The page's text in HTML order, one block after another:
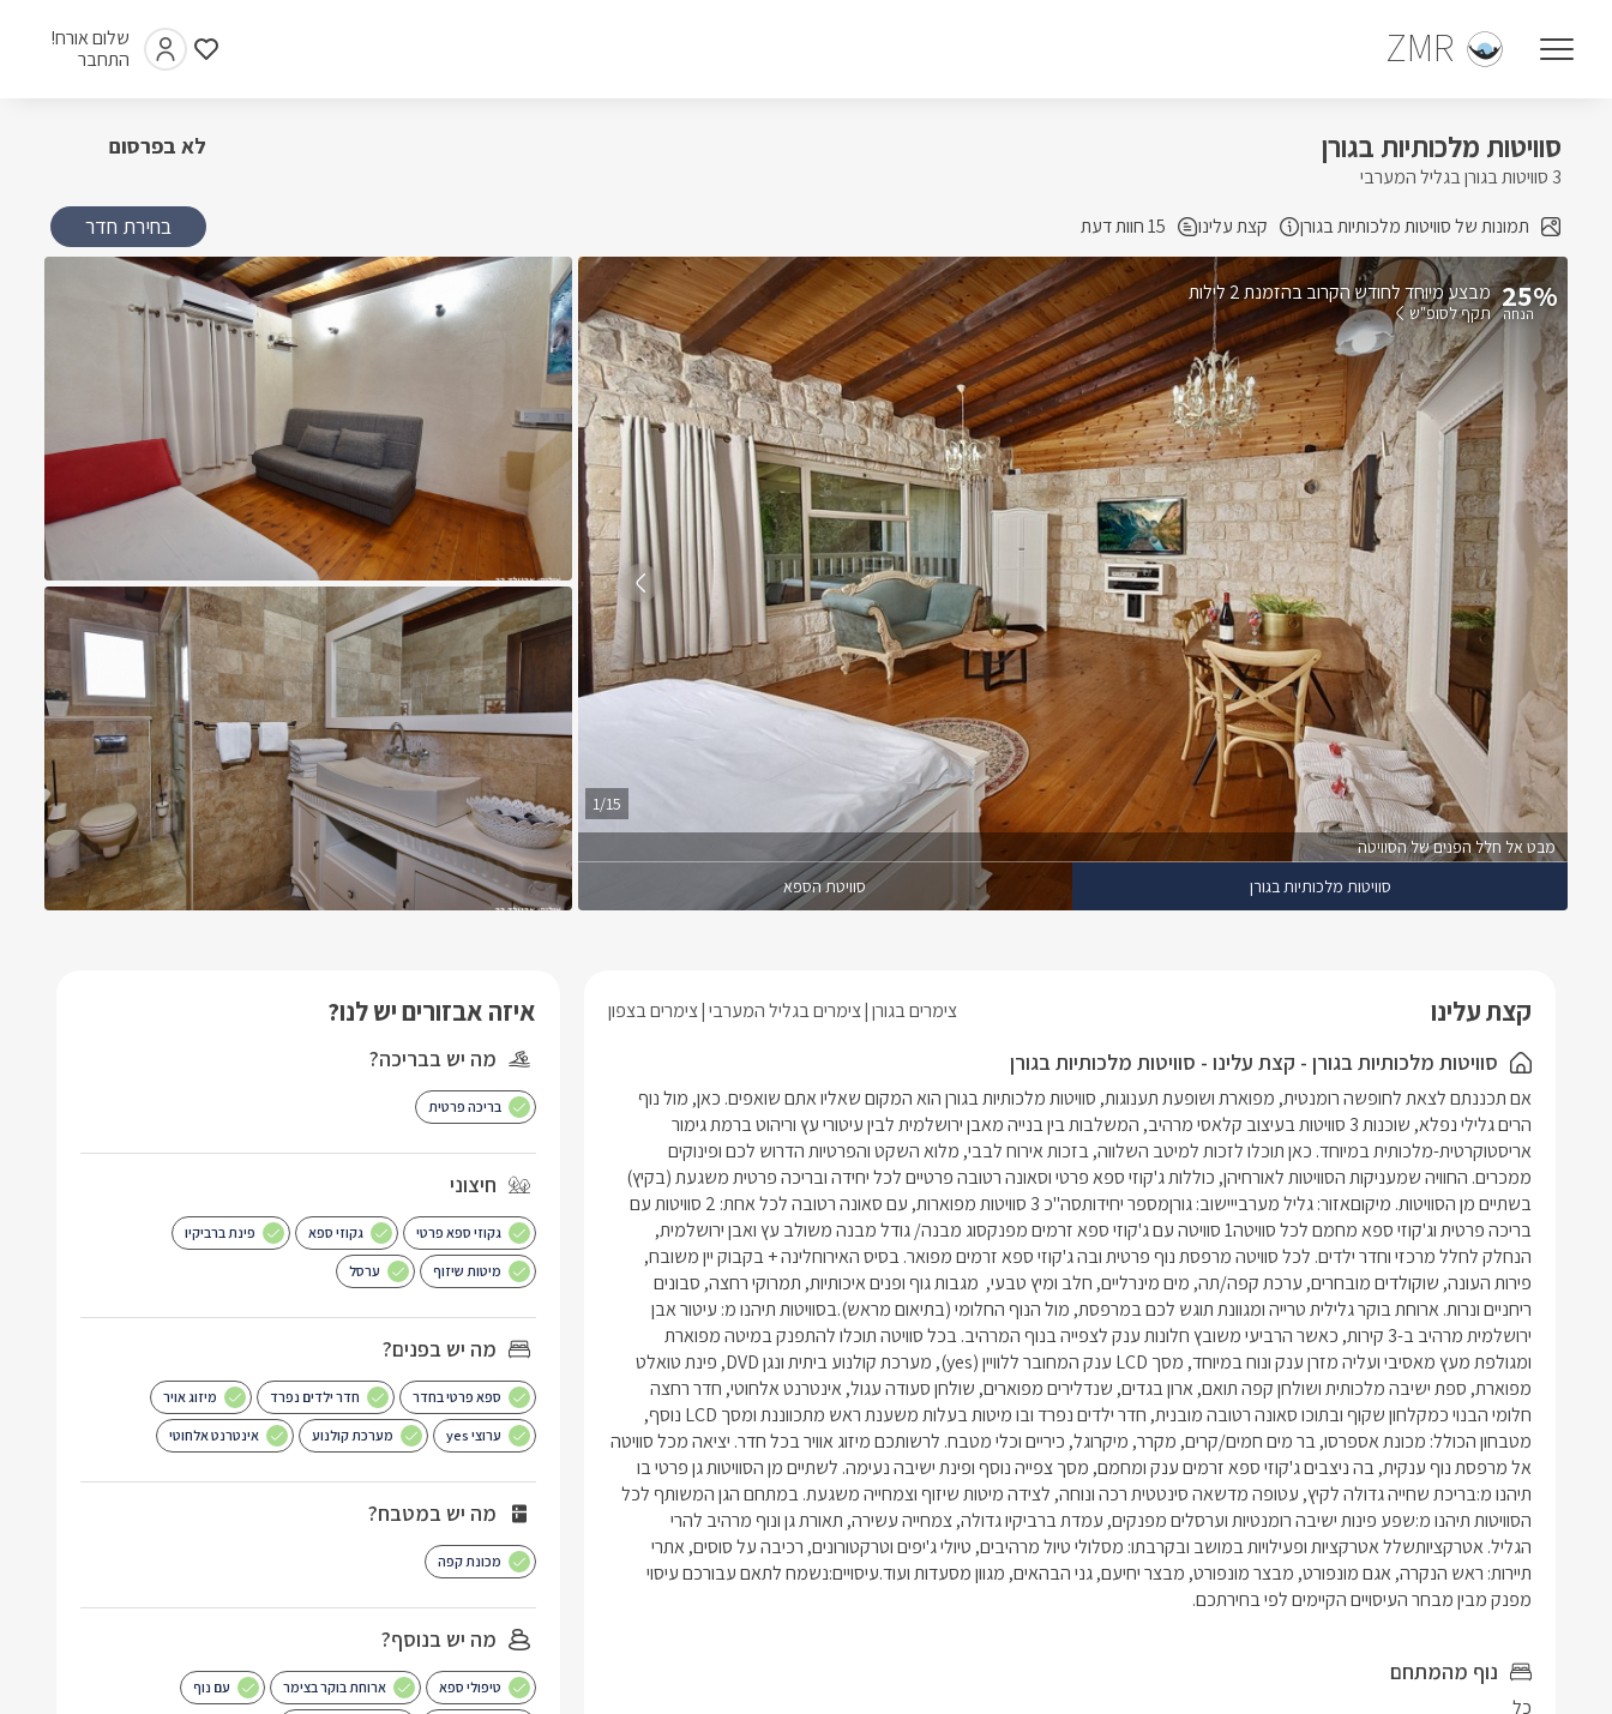
ZMR
שלום אורח!
התחבר
סוויטות מלכותיות בגורן
3 סוויטות בגורן בגליל המערבי
תמונות של סוויטות מלכותיות בגורן
קצת עלינו 15 חוות דעת
לא בפרסום
בחירת חדר
מבט אל חלל הפנים של הסוויטה
1/15
סוויטות מלכותיות בגורן סוויטת הספא
25% בהזמנת 2 לילות
תקף לסופ"ש
קצת עלינו צימרים בגורן צימרים בגליל המערבי צימרים בצפון
סוויטות מלכותיות בגורן - קצת עלינו - סוויטות מלכותיות בגורן
מפנק מבין מבחר העיסויים הקיימים לפי בחירתכם.
נוף מהמתחם
איזה אבזורים יש לנו?
מה יש בבריכה?
בריכה פרטית
חיצוני
גקוזי ספא פרטי גקוזי ספא פינת ברביקיו
מיטות שיזוף ערסל
מה יש בפנים?
ספא פרטי בחדר חדר ילדים נפרד מיזוג אויר
ערוצי yes מערכת קולנוע אינטרנט אלחוטי
מה יש במטבח?
מכונת קפה
מה יש בנוסף?
טיפולי ספא ארוחת בוקר בצימר עם נוף